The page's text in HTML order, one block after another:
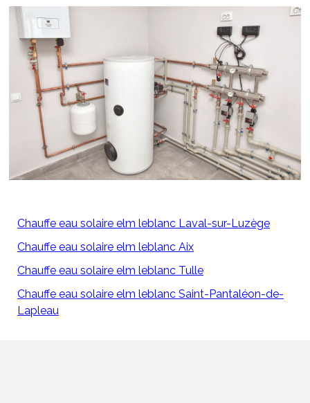
Chauffe eau solaire elm leblanc Laval-sur-Luzège
Chauffe eau solaire elm leblanc Aix
Chauffe eau solaire elm leblanc Tulle
Chauffe eau solaire elm leblanc Saint-Pantaléon-de-
Lapleau